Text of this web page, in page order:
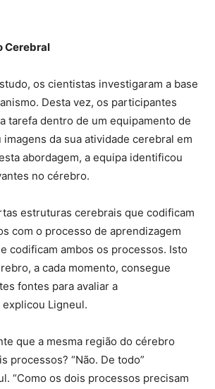
Cerebral
os cientistas investigaram a base
Desta vez, os participantes
tarefa dentro de um equipamento de
imagens da sua atividade cerebral em
abordagem, a equipa identificou
no cérebro.
estruturas cerebrais que codificam
com o processo de aprendizagem
codificam ambos os processos. Isto
a cada momento, consegue
fontes para avaliar a
Ligneul.
que a mesma região do cérebro
processos? “Não. De todo”
“Como os dois processos precisam